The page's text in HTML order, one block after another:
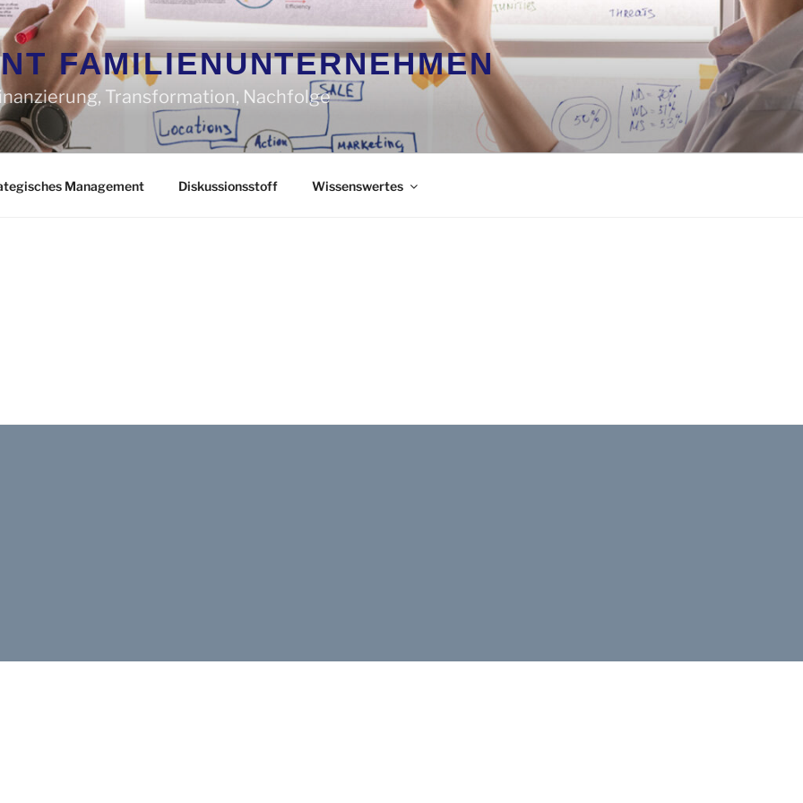
FAMILIENUNTERNEHMEN
Transformation, Nachfolge
Management Diskussionsstoff Wissenswertes